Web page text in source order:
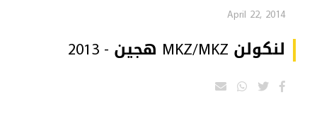
April 22, 2014
لنكولن MKZ/MKZ هجين - 2013